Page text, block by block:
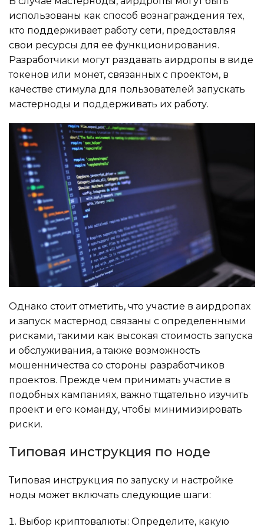
использованы как способ вознаграждения тех,
кто поддерживает работу сети, предоставляя
свои ресурсы для ее функционирования.
Разработчики могут раздавать аирдропы в виде
токенов или монет, связанных с проектом, в
качестве стимула для пользователей запускать
мастерноды и поддерживать их работу.
Однако стоит отметить, что участие в аирдропах
и запуск мастернод связаны с определенными
рисками, такими как высокая стоимость запуска
и обслуживания, а также возможность
мошенничества со стороны разработчиков
проектов. Прежде чем принимать участие в
подобных кампаниях, важно тщательно изучить
проект и его команду, чтобы минимизировать
риски.
Типовая инструкция по ноде
Типовая инструкция по запуску и настройке
ноды может включать следующие шаги:
Выбор криптовалюты: Определите, какую